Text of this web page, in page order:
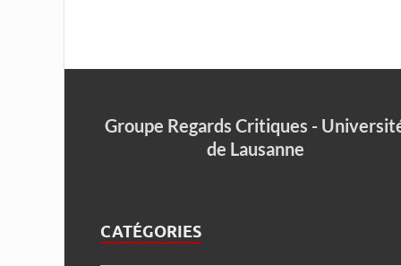
Groupe Regards Critiques -
de Lausanne
CATÉGORIES